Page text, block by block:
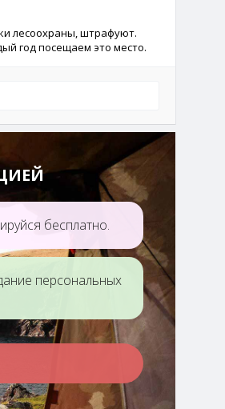
лесоохраны, штрафуют.
год посещаем это место.
бесплатно.
персональных